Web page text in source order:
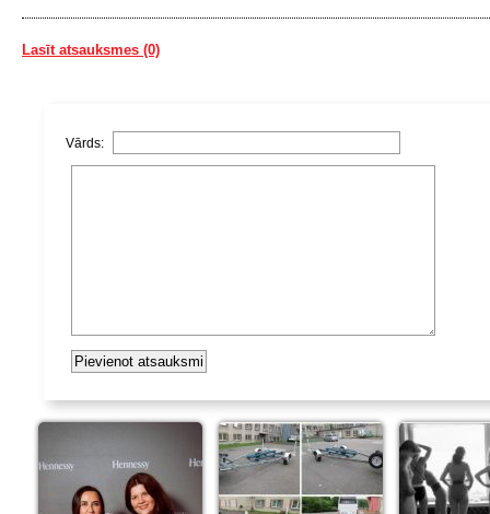
Lasīt atsauksmes (0)
Vārds: